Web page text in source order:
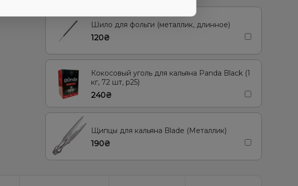
Шило для фольги (металлик, длинное)
120₴
Кокосовый уголь для кальяна Panda Black (1
кг, 72 шт, р25)
240₴
Щипцы для кальяна Blade (Металлик)
190₴